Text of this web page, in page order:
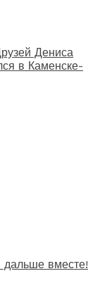
Дениса
в Каменске-
дальше вместе!